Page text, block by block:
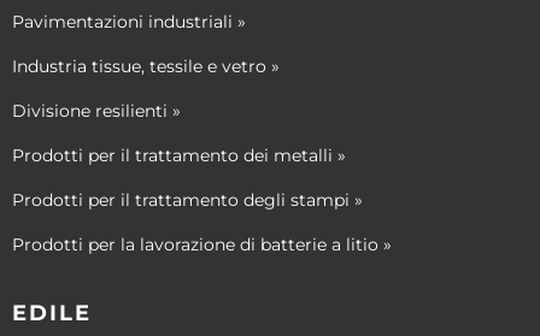
Pavimentazioni industriali »
Industria tissue, tessile e vetro »
Divisione resilienti »
Prodotti per il trattamento dei metalli »
Prodotti per il trattamento degli stampi »
Prodotti per la lavorazione di batterie a litio »
EDILE